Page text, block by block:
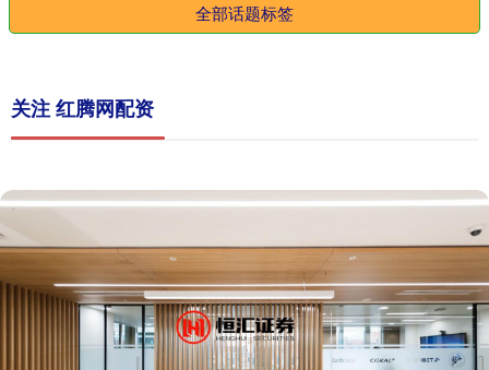
全部话题标签
关注 红腾网配资